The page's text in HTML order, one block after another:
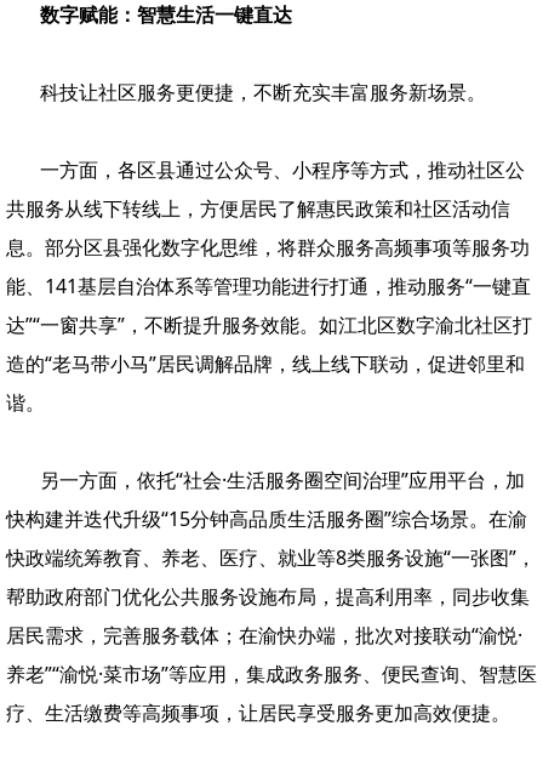
数字赋能：智慧生活一键直达
科技让社区服务更便捷，不断充实丰富服务新场景。
一方面，各区县通过公众号、小程序等方式，推动社区公
共服务从线下转线上，方便居民了解惠民政策和社区活动信
息。部分区县强化数字化思维，将群众服务高频事项等服务功
能、141基层自治体系等管理功能进行打通，推动服务“一键直
达”“一窗共享”，不断提升服务效能。如江北区数字渝北社区打
造的“老马带小马”居民调解品牌，线上线下联动，促进邻里和
谐。
另一方面，依托“社会·生活服务圈空间治理”应用平台，加
快构建并迭代升级“15分钟高品质生活服务圈”综合场景。在渝
快政端统筹教育、养老、医疗、就业等8类服务设施“一张图”，
帮助政府部门优化公共服务设施布局，提高利用率，同步收集
居民需求，完善服务载体；在渝快办端，批次对接联动“渝悦·
养老”“渝悦·菜市场”等应用，集成政务服务、便民查询、智慧医
疗、生活缴费等高频事项，让居民享受服务更加高效便捷。